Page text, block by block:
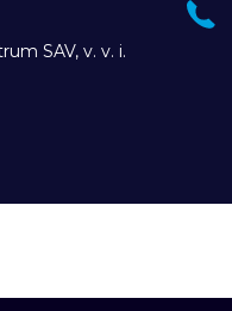
SAV, v. v. i.